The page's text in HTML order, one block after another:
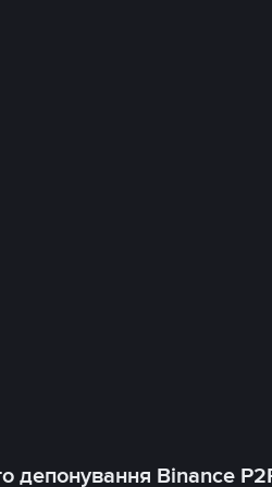
депонування Binance